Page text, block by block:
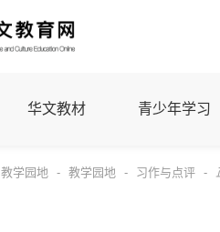
华文教材 青少年学习
教学园地 - 教学园地 - 习作与点评 -